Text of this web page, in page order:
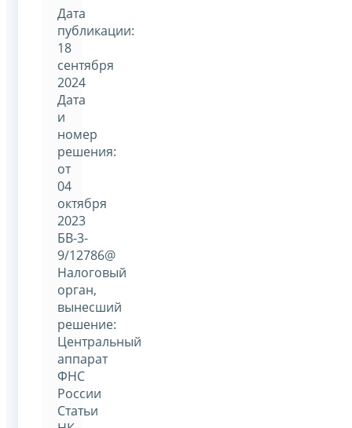
Дата
публикации:
18
сентября
2024
Дата
и
номер
решения:
от
04
октября
2023
БВ-3-
9/12786@
Налоговый
орган,
вынесший
решение:
Центральный
аппарат
ФНС
России
Статьи